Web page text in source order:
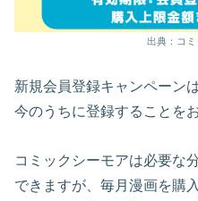
出典：コ
新規会員登録キャンペーン
今のうちに登録することを
コミックシーモアは必要な
できますが、毎月漫画を購